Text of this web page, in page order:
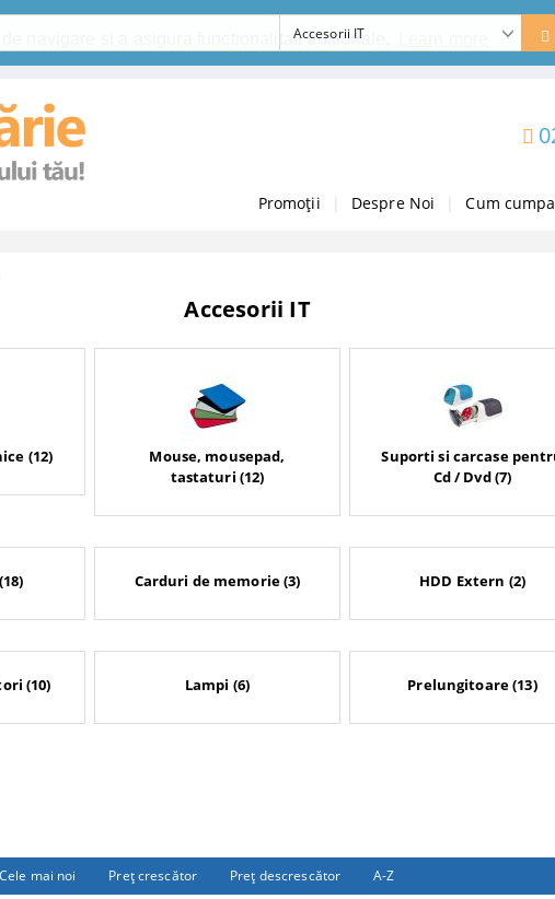
navigare si a asigura functionalitati aditionale.
Promoții Despre Noi Cum
Accesorii IT
(12)
Mouse, mousepad,
tastaturi (12)
Suporti si carcase
Cd / Dvd (7)
Carduri de memorie (3) HDD Extern (2)
(10) Lampi (6) Prelungitoare (13)
Cele mai noi Preţ crescător Preţ descrescător A-Z